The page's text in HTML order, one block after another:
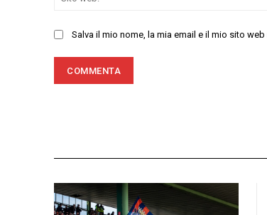
Salva il mio nome, la mia email e il mio sito